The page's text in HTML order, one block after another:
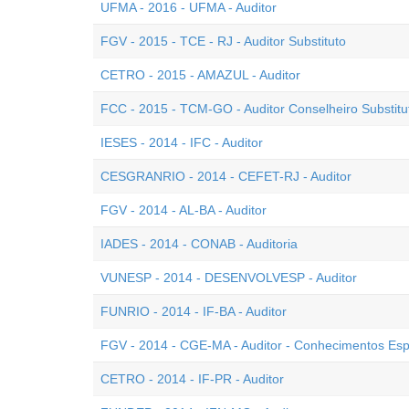
UFMA - 2016 - UFMA - Auditor
FGV - 2015 - TCE - RJ - Auditor Substituto
CETRO - 2015 - AMAZUL - Auditor
FCC - 2015 - TCM-GO - Auditor Conselheiro
IESES - 2014 - IFC - Auditor
CESGRANRIO - 2014 - CEFET-RJ - Auditor
FGV - 2014 - AL-BA - Auditor
IADES - 2014 - CONAB - Auditoria
VUNESP - 2014 - DESENVOLVESP - Auditor
FUNRIO - 2014 - IF-BA - Auditor
FGV - 2014 - CGE-MA - Auditor - Conhecimentos
CETRO - 2014 - IF-PR - Auditor